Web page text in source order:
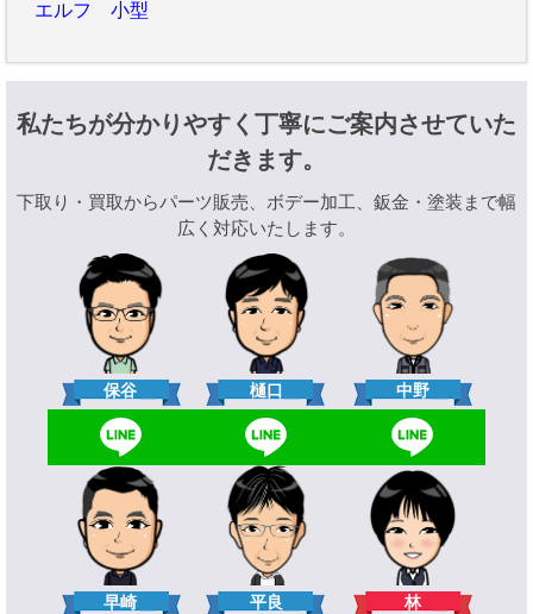
エルフ 小型
私たちが分かりやすく丁寧にご案内させていた
だきます。
下取り・買取からパーツ販売、ボデー加工、鈑金・塗装まで幅
広く対応いたします。
保谷 樋口 中野
早崎 平良 林